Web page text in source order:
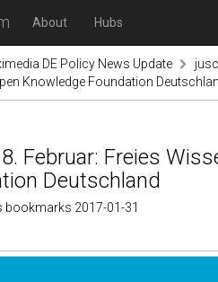
About Hubs
DE Policy News Update
Knowledge Foundation
Februar: Freies
Deutschland
bookmarks 2017-01-31